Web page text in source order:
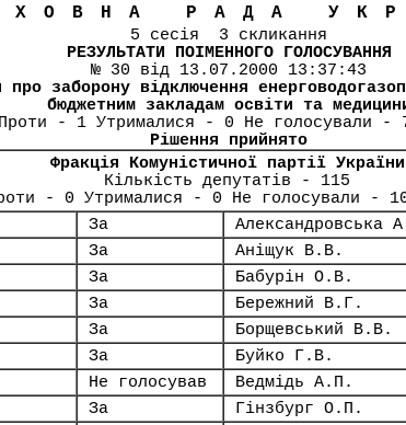
РАДА
5 сесія 3 скликання
РЕЗУЛЬТАТИ ПОІМЕННОГО ГОЛОСУВАННЯ
№ 30 від 13.07.2000 13:37:43
про заборону відключення
бюджетним закладам освіти та
- 1 Утрималися - 0 Не голосували -
Рішення прийнято
Фракція Комуністичної партії України
Кількість депутатів - 115
- 0 Утрималися - 0 Не голосували -
За Александровська
За Аніщук В.В.
За Бабурін О.В.
За Бережний В.Г.
За Борщевський В.В.
За Буйко Г.В.
Не голосував Ведмідь А.П.
За Гінзбург О.П.